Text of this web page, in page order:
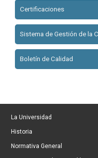
Certificaciones
Sistema de Gestión de la
Boletín de Calidad
La Universidad
Historia
Normativa General